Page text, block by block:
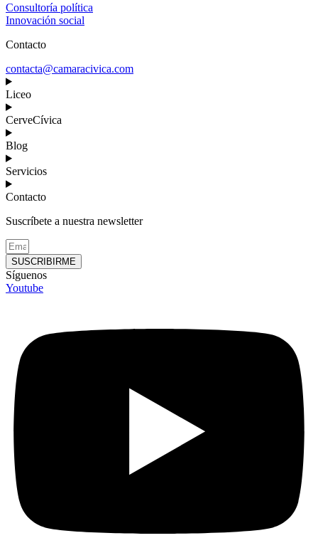
Consultoría política
Innovación social
Contacto
contacta@camaracivica.com
Liceo
CerveCívica
Blog
Servicios
Contacto
Suscríbete a nuestra newsletter
SUSCRIBIRME
Síguenos
Youtube